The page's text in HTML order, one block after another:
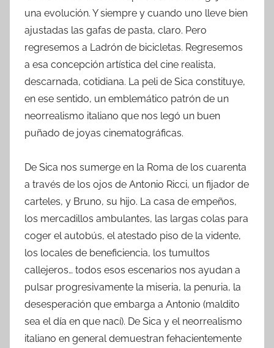
una evolución. Y siempre y cuando uno lleve bien
ajustadas las gafas de pasta, claro. Pero
regresemos a Ladrón de bicicletas. Regresemos
a esa concepción artística del cine realista,
descarnada, cotidiana. La peli de Sica constituye,
en ese sentido, un emblemático patrón de un
neorrealismo italiano que nos legó un buen
puñado de joyas cinematográficas.
De Sica nos sumerge en la Roma de los cuarenta
a través de los ojos de Antonio Ricci, un fijador de
carteles, y Bruno, su hijo. La casa de empeños,
los mercadillos ambulantes, las largas colas para
coger el autobús, el atestado piso de la vidente,
los locales de beneficiencia, los tumultos
callejeros… todos esos escenarios nos ayudan a
pulsar progresivamente la miseria, la penuria, la
desesperación que embarga a Antonio (maldito
sea el día en que nací). De Sica y el neorrealismo
italiano en general demuestran fehacientemente